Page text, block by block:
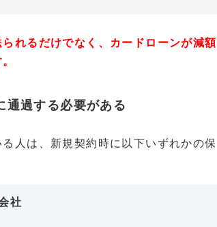
れるだけでなく、カードローンが減額
通過する必要がある
人は、新規契約時に以下いずれかの保
社